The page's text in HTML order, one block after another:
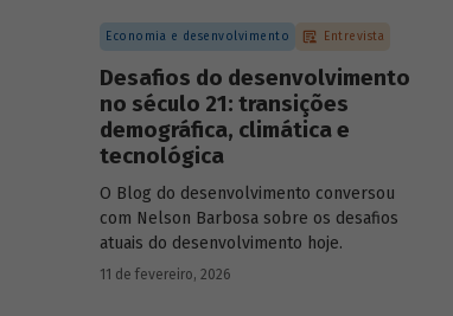
Economia e desenvolvimento Entrevista
Desafios do desenvolvimento
no século 21: transições
demográfica, climática e
tecnológica
O Blog do desenvolvimento conversou
com Nelson Barbosa sobre os desafios
atuais do desenvolvimento hoje.
11 de fevereiro, 2026